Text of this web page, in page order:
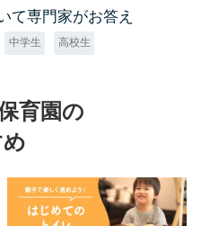
て専門家がお答え
中学生 高校生
育園の